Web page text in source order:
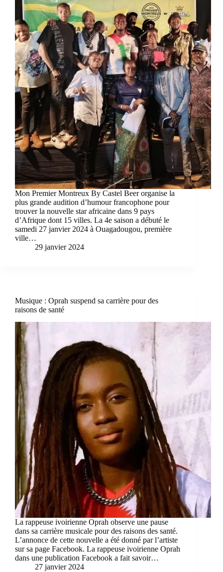
Mon Premier Montreux By Castel Beer organise la
plus grande audition d’humour francophone pour
trouver la nouvelle star africaine dans 9 pays
d’Afrique dont 15 villes. La 4e saison a débuté le
samedi 27 janvier 2024 à Ouagadougou, première
ville…
29 janvier 2024
Musique : Oprah suspend sa carrière pour des
raisons de santé
La rappeuse ivoirienne Oprah observe une pause
dans sa carrière musicale pour des raisons des santé.
L’annonce de cette nouvelle a été donné par l’artiste
sur sa page Facebook. La rappeuse ivoirienne Oprah
dans une publication Facebook a fait savoir…
27 janvier 2024